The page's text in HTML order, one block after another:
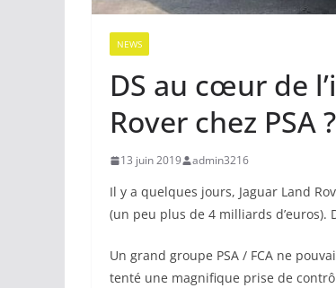
NEWS
DS au cœur de
Rover chez PSA ?
13 juin 2019 admin3216
Il y a quelques jours, Jaguar Land
(un peu plus de 4 milliards d’euros).
Un grand groupe PSA / FCA ne
tenté une magnifique prise de